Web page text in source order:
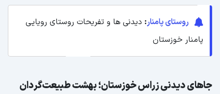
روستای پامنار: دیدنی ها و تفریحات روستای رویایی
پامنار خوزستان
جاهای دیدنی زراس خوزستان؛ بهشت طبیعت‌گردان